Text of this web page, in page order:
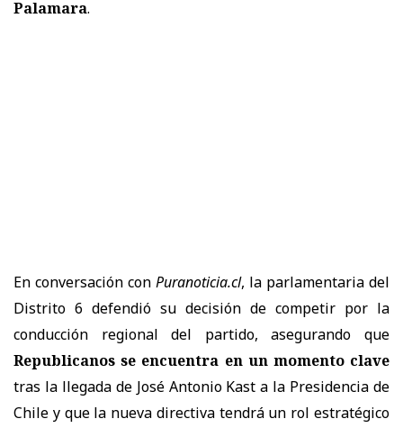
Palamara.
En conversación con Puranoticia.cl, la parlamentaria del
Distrito 6 defendió su decisión de competir por la
conducción regional del partido, asegurando que
Republicanos se encuentra en un momento clave
tras la llegada de José Antonio Kast a la Presidencia de
Chile y que la nueva directiva tendrá un rol estratégico